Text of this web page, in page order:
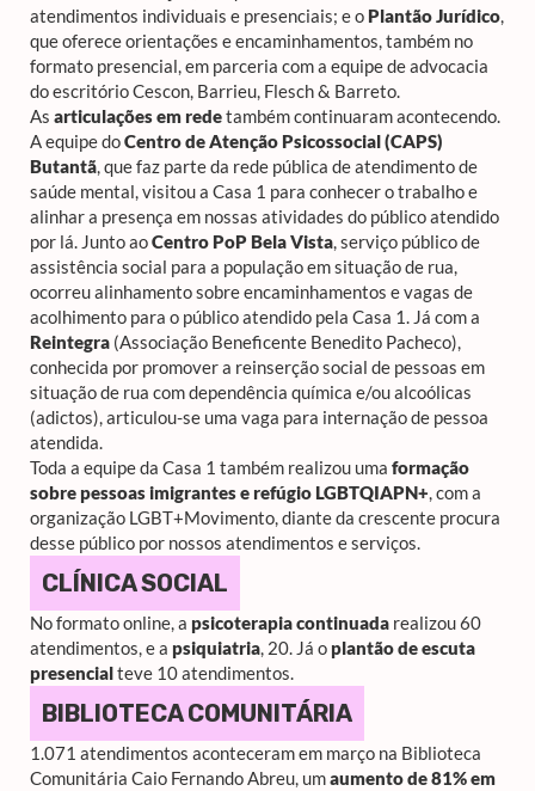
atendimentos individuais e presenciais; e o Plantão Jurídico,
que oferece orientações e encaminhamentos, também no
formato presencial, em parceria com a equipe de advocacia
do escritório Cescon, Barrieu, Flesch & Barreto.
As articulações em redetambém continuaram acontecendo.
A equipe doCentro de Atenção Psicossocial (CAPS)
Butantã, que faz parte da rede pública de atendimento de
saúde mental, visitou a Casa 1 para conhecer o trabalho e
alinhar a presença em nossas atividades do público atendido
por lá. Junto aoCentro PoP Bela Vista, serviço público de
assistência social para a população em situação de rua,
ocorreu alinhamento sobre encaminhamentos e vagas de
acolhimento para o público atendido pela Casa 1. Já com a
Reintegra (Associação Beneficente Benedito Pacheco),
conhecida por promover a reinserção social de pessoas em
situação de rua com dependência química e/ou alcoólicas
(adictos), articulou-se uma vaga para internação de pessoa
atendida.
Toda a equipe da Casa 1 também realizou uma formação
sobre pessoas imigrantes e refúgio LGBTQIAPN+, com a
organização LGBT+Movimento, diante da crescente procura
desse público por nossos atendimentos e serviços.
CLÍNICA SOCIAL
No formato online, a psicoterapia continuada realizou 60
atendimentos, e a psiquiatria, 20. Já o plantão de escuta
presencialteve 10 atendimentos.
BIBLIOTECA COMUNITÁRIA
1.071 atendimentos aconteceram em março na Biblioteca
Comunitária Caio Fernando Abreu, umaumento de 81% em